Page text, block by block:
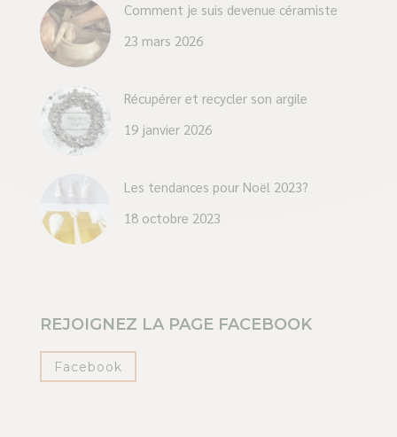
Comment je suis devenue céramiste
23 mars 2026
Récupérer et recycler son argile
19 janvier 2026
Les tendances pour Noël 2023?
18 octobre 2023
REJOIGNEZ LA PAGE FACEBOOK
Facebook